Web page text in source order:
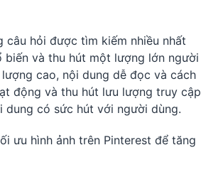
câu hỏi được tìm kiếm nhiều nhất
biến và thu hút một lượng lớn người
cao, nội dung dễ đọc và cách
động và thu hút lưu lượng truy cập
dung có sức hút với người dùng.
ưu hình ảnh trên Pinterest để tăng